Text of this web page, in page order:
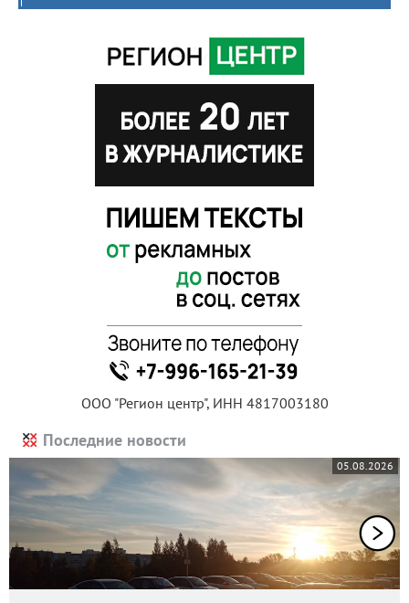
ООО "Регион центр", ИНН 4817003180
Последние новости
05.08.2026